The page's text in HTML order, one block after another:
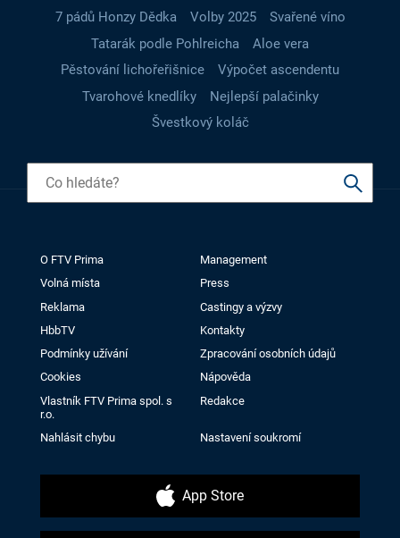
7 pádů Honzy Dědka
Volby 2025
Svařené víno
Tatarák podle Pohlreicha
Aloe vera
Pěstování lichořeřišnice
Výpočet ascendentu
Tvarohové knedlíky
Nejlepší palačinky
Švestkový koláč
O FTV Prima
Management
Volná místa
Press
Reklama
Castingy a výzvy
HbbTV
Kontakty
Podmínky užívání
Zpracování osobních údajů
Cookies
Nápověda
Vlastník FTV Prima spol. s
r.o.
Redakce
Nahlásit chybu Nastavení soukromí
App Store